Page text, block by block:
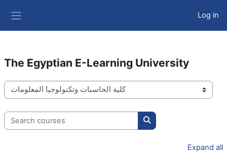
Skip to main content Log in
The Egyptian E-Learning University
Course categories
Search courses
Search courses
Expand all